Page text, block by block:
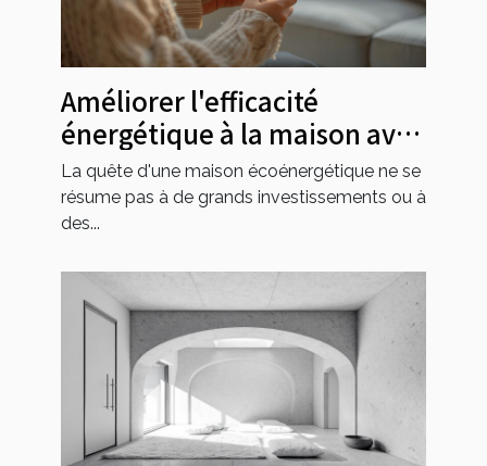
Améliorer l'efficacité
énergétique à la maison avec
des astuces simples
La quête d'une maison écoénergétique ne se
résume pas à de grands investissements ou à
des...